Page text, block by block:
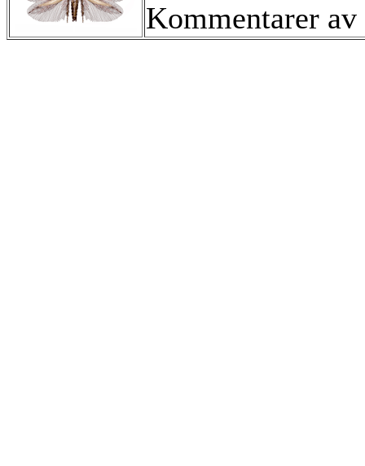
Kommentarer